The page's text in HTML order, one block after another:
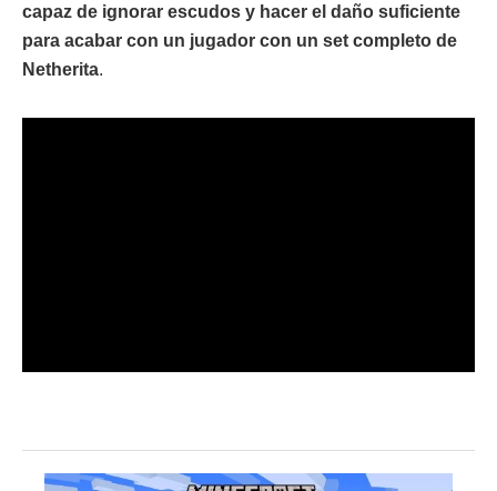
capaz de ignorar escudos y hacer el daño suficiente
para acabar con un jugador con un set completo de
Netherita.